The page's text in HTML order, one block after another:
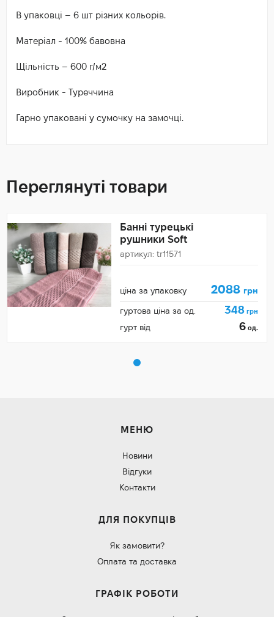
В упаковці – 6 шт різних кольорів.
Матеріал - 100% бавовна
Щільність – 600 г/м2
Виробник - Туреччина
Гарно упаковані у сумочку на замочці.
Переглянуті товари
Банні турецькі
рушники Soft
артикул: tr11571
ціна за упаковку 2088 грн
гуртова ціна за од. 348 грн
гурт від 6 од.
МЕНЮ
Новини
Відгуки
Контакти
ДЛЯ ПОКУПЦІВ
Як замовити?
Оплата та доставка
ГРАФІК РОБОТИ